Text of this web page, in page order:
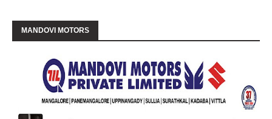
MANDOVI MOTORS